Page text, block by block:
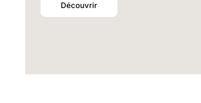
Découvrir